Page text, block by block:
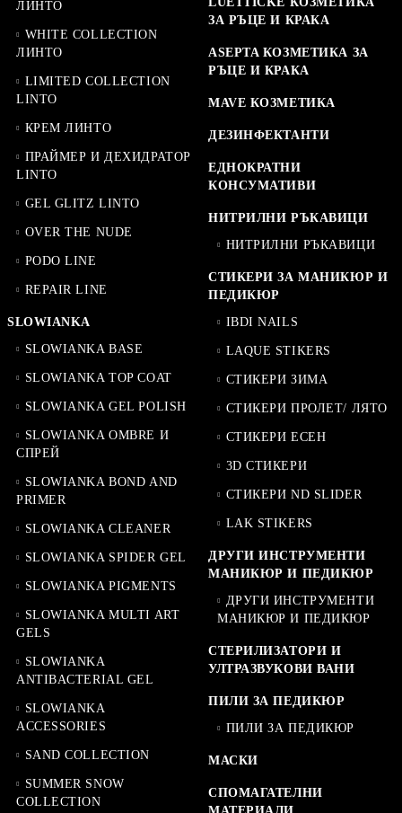
ЛИНТО
WHITE COLLECTION
ЛИНТО
LIMITED COLLECTION
LINTO
КРЕМ ЛИНТО
ПРАЙМЕР И ДЕХИДРАТОР
LINTO
GEL GLITZ LINTO
OVER THE NUDE
PODO LINE
REPAIR LINE
SLOWIANKA
SLOWIANKA BASE
SLOWIANKA TOP COAT
SLOWIANKA GEL POLISH
SLOWIANKA OMBRE И
СПРЕЙ
SLOWIANKA BOND AND
PRIMER
SLOWIANKA CLEANER
SLOWIANKA SPIDER GEL
SLOWIANKA PIGMENTS
SLOWIANKA MULTI ART
GELS
SLOWIANKA
ANTIBACTERIAL GEL
SLOWIANKA
ACCESSORIES
SAND COLLECTION
SUMMER SNOW
COLLECTION
ЗА РЪЦЕ И КРАКА
ASEPTA КОЗМЕТИКА ЗА
РЪЦЕ И КРАКА
MAVE КОЗМЕТИКА
ДЕЗИНФЕКТАНТИ
ЕДНОКРАТНИ
КОНСУМАТИВИ
НИТРИЛНИ РЪКАВИЦИ
НИТРИЛНИ РЪКАВИЦИ
СТИКЕРИ ЗА МАНИКЮР И
ПЕДИКЮР
IBDI NAILS
LAQUE STIKERS
СТИКЕРИ ЗИМА
СТИКЕРИ ПРОЛЕТ/ ЛЯТО
СТИКЕРИ ЕСЕН
3D СТИКЕРИ
СТИКЕРИ ND SLIDER
LAK STIKERS
ДРУГИ ИНСТРУМЕНТИ
МАНИКЮР И ПЕДИКЮР
ДРУГИ ИНСТРУМЕНТИ
МАНИКЮР И ПЕДИКЮР
СТЕРИЛИЗАТОРИ И
УЛТРАЗВУКОВИ ВАНИ
ПИЛИ ЗА ПЕДИКЮР
ПИЛИ ЗА ПЕДИКЮР
МАСКИ
СПОМАГАТЕЛНИ